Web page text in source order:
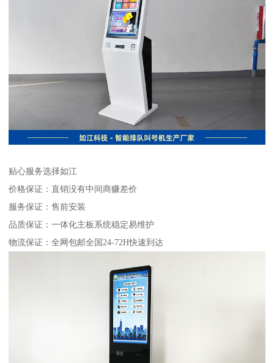
贴心服务选择如江
价格保证：直销没有中间商赚差价
服务保证：售前安装
品质保证：一体化主板系统稳定易维护
物流保证：全网包邮全国24-72H快速到达